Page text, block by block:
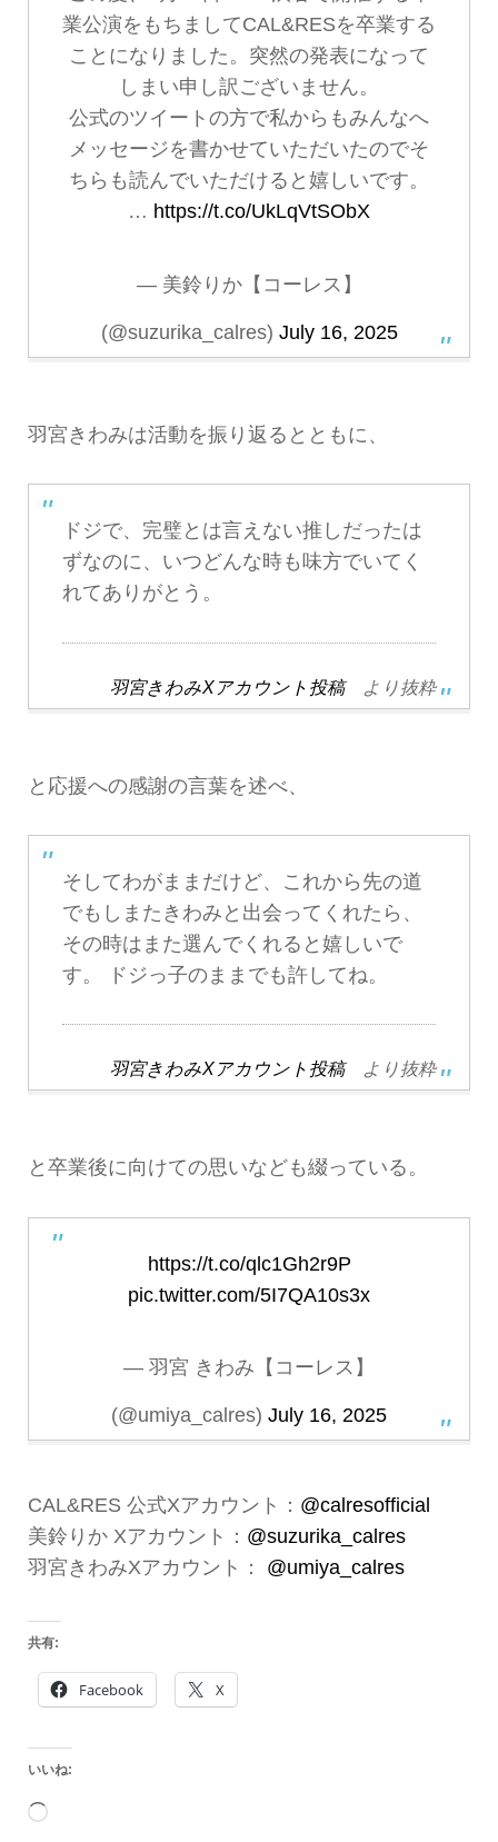
業公演をもちましてCAL&RESを卒業する
ことになりました。突然の発表になって
しまい申し訳ございません。
公式のツイートの方で私からもみんなへ
メッセージを書かせていただいたのでそ
ちらも読んでいただけると嬉しいです。
… https://t.co/UkLqVtSObX
— 美鈴りか【コーレス】
(@suzurika_calres) July 16, 2025
羽宮きわみは活動を振り返るとともに、
ドジで、完璧とは言えない推しだったは
ずなのに、いつどんな時も味方でいてく
れてありがとう。
羽宮きわみXアカウント投稿より抜粋
と応援への感謝の言葉を述べ、
そしてわがままだけど、これから先の道
でもしまたきわみと出会ってくれたら、
その時はまた選んでくれると嬉しいで
す。 ドジっ子のままでも許してね。
羽宮きわみXアカウント投稿より抜粋
と卒業後に向けての思いなども綴っている。
https://t.co/qlc1Gh2r9P
pic.twitter.com/5I7QA10s3x
— 羽宮 きわみ【コーレス】
(@umiya_calres) July 16, 2025
CAL&RES 公式Xアカウント： @calresofficial
美鈴りか Xアカウント： @suzurika_calres
羽宮きわみXアカウント： @umiya_calres
共有:
Facebook X
いいね:
読